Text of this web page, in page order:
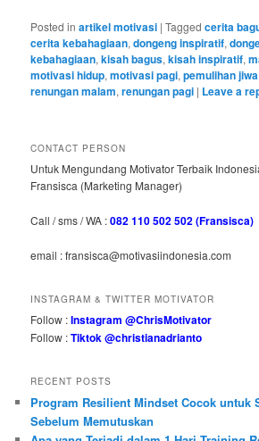
Posted in artikel motivasi |Tagged cerita
cerita kebahagiaan,dongeng inspiratif,
kebahagiaan,kisah bagus,kisah inspiratif,
motivasi hidup,motivasi pagi,pemulihan jiwa
renungan malam,renungan pagi | Leave a
CONTACT PERSON
Untuk Mengundang Motivator Terbaik
Fransisca (Marketing Manager)
Call / sms / WA :082 110 502 502 (Fransisca)
email : fransisca@motivasiindonesia.com
INSTAGRAM & TWITTER MOTIVATOR
Follow :Instagram @ChrisMotivator
Follow :Tiktok @christianadrianto
RECENT POSTS
Program Resilient Mindset Cocok untuk
Sebelum Memutuskan